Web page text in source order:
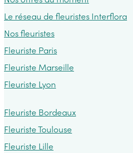
de
travail
Le réseau de fleuristes Interflora
Nos fleuristes
Fleuriste Paris
Fleuriste Marseille
Fleuriste Lyon
Fleuriste Bordeaux
Fleuriste Toulouse
Fleuriste Lille